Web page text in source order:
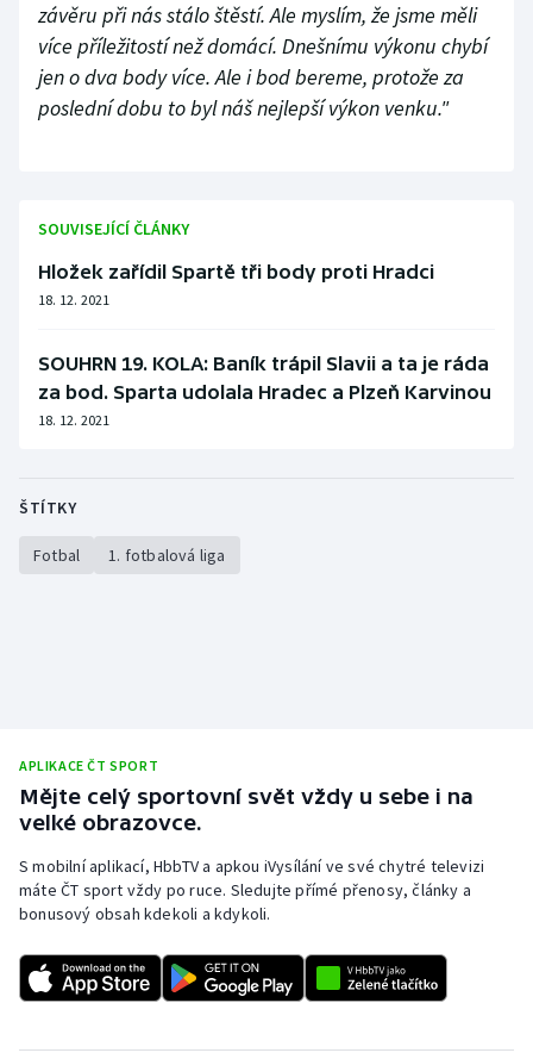
závěru při nás stálo štěstí. Ale myslím, že jsme měli
více příležitostí než domácí. Dnešnímu výkonu chybí
jen o dva body více. Ale i bod bereme, protože za
poslední dobu to byl náš nejlepší výkon venku."
SOUVISEJÍCÍ ČLÁNKY
Hložek zařídil Spartě tři body proti Hradci
18. 12. 2021
SOUHRN 19. KOLA: Baník trápil Slavii a ta je ráda
za bod. Sparta udolala Hradec a Plzeň Karvinou
18. 12. 2021
ŠTÍTKY
Fotbal 1. fotbalová liga
APLIKACE ČT SPORT
Mějte celý sportovní svět vždy u sebe i na
velké obrazovce.
S mobilní aplikací, HbbTV a apkou iVysílání ve své chytré televizi
máte ČT sport vždy po ruce. Sledujte přímé přenosy, články a
bonusový obsah kdekoli a kdykoli.